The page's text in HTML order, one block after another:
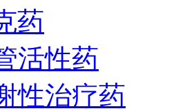
药
活性药
性治疗药